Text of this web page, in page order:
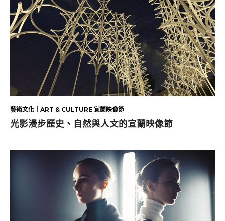
藝術文化｜ART & CULTURE 宜蘭映像節
光影漫步歷史、自然與人文的宜蘭映像節